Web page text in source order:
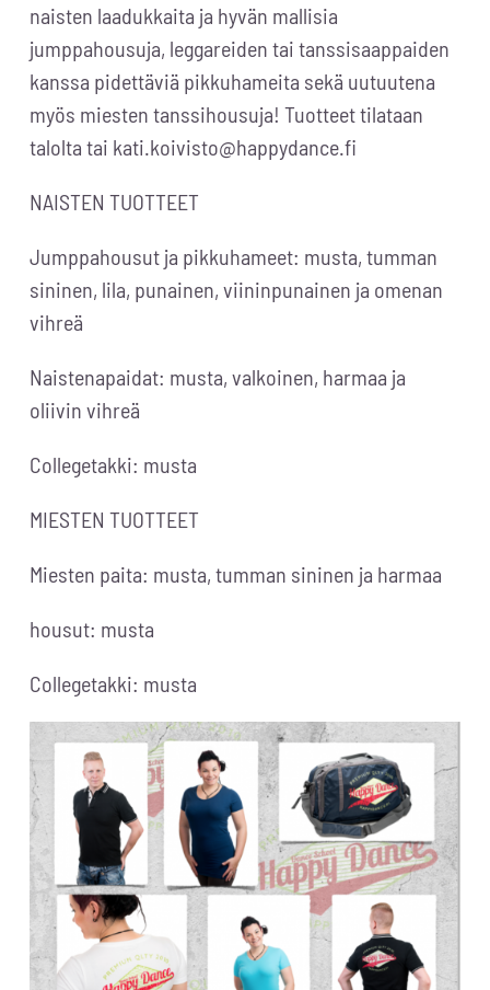
naisten laadukkaita ja hyvän mallisia
jumppahousuja, leggareiden tai tanssisaappaiden
kanssa pidettäviä pikkuhameita sekä uutuutena
myös miesten tanssihousuja! Tuotteet tilataan
talolta tai kati.koivisto@happydance.fi
NAISTEN TUOTTEET
Jumppahousut ja pikkuhameet: musta, tumman
sininen, lila, punainen, viininpunainen ja omenan
vihreä
Naistenapaidat: musta, valkoinen, harmaa ja
oliivin vihreä
Collegetakki: musta
MIESTEN TUOTTEET
Miesten paita: musta, tumman sininen ja harmaa
housut: musta
Collegetakki: musta